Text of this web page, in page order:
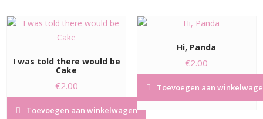
I was told there would be
Cake
€2.00
Toevoegen aan winkelwagen
Hi, Panda
€2.00
Toevoegen aan